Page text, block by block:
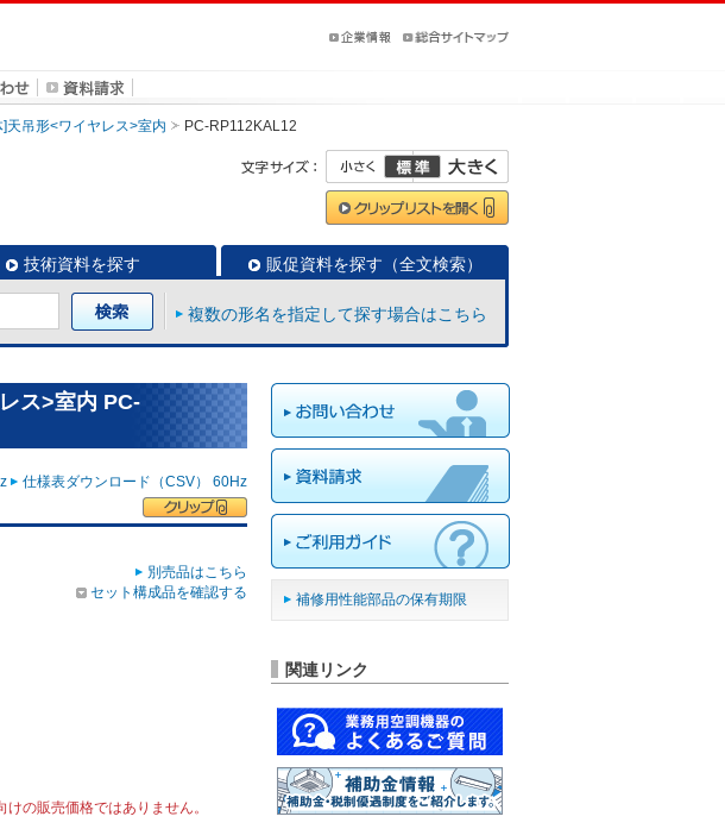
]天吊形<ワイヤレス>室内 PC-RP112KAL12
技術資料を探す 販促資料を探す（全文検索）
複数の形名を指定して探す場合はこちら
ス>室内 PC-
仕様表ダウンロード（CSV） 60Hz
別売品はこちら
セット構成品を確認する
の販売価格ではありません。
補修用性能部品の保有期限
関連リンク